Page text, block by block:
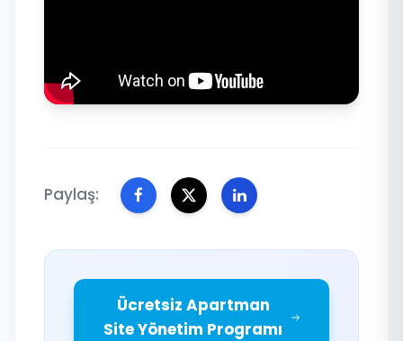
Paylaş:
Ücretsiz Apartman
Site Yönetim Programı